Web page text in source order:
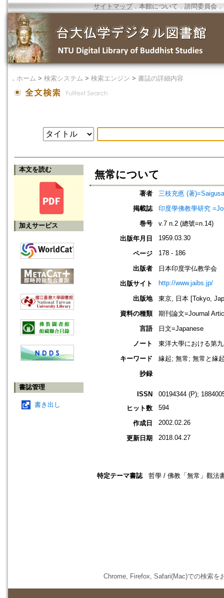
サイトマップ．本館について ． 諮問委員会 ．
． ホーム > 検索システム > 検索エンジン > 書誌の詳細内容
本文を読む
加えサービス
書誌管理
書き出し
無常について
著者
三枝充悳 (著
掲載誌
印度學佛教學研究
巻号
v.7 n.2 (總號=n.14)
出版年月日
1959.03.30
ページ 178 - 186
出版者
日本印度学仏教学会
出版サイト
http://www.jaibs.jp/
出版地
東京, 日本 [Tokyo,
資料の種類
期刊論文=Journal
言語
日文=Japanese
ノート
東洋大學における第
キーワード
緣起; 無常; 無常と緣
抄録
ISSN
00194344 (P);
ヒット数
594
作成日 2002.02.26
更新日期 2018.04.27
特定テーマ書誌 哲學 / 佛教「無常」觀法
Chrome, Firefox, Safari(Mac)での検索を